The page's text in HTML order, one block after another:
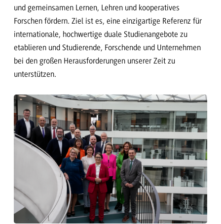
und gemeinsamen Lernen, Lehren und kooperatives
Forschen fördern. Ziel ist es, eine einzigartige Referenz für
internationale, hochwertige duale Studienangebote zu
etablieren und Studierende, Forschende und Unternehmen
bei den großen Herausforderungen unserer Zeit zu
unterstützen.